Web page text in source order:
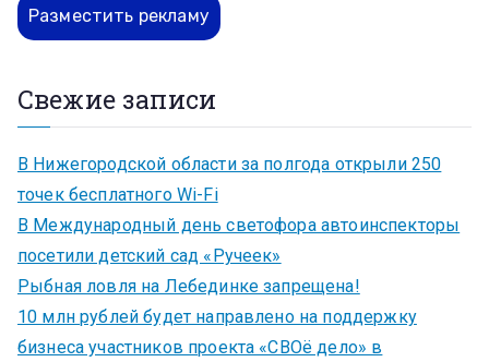
Разместить рекламу
Свежие записи
В Нижегородской области за полгода открыли 250
точек бесплатного Wi-Fi
В Международный день светофора автоинспекторы
посетили детский сад «Ручеек»
Рыбная ловля на Лебединке запрещена!
10 млн рублей будет направлено на поддержку
бизнеса участников проекта «СВОё дело» в